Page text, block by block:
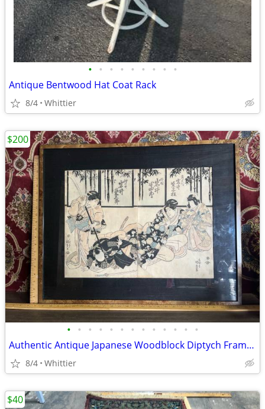
• • • • • • • • •
Antique Bentwood Hat Coat Rack
8/4 Whittier
• • • • • • • • • • • • •
Authentic Antique Japanese Woodblock Diptych Framed Art Print
8/4 Whittier
$200
$40